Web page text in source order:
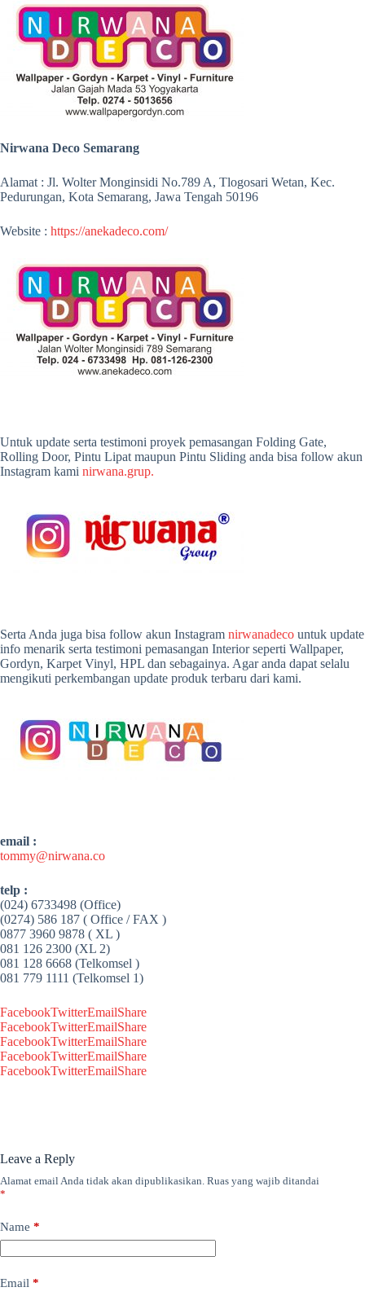
Nirwana Deco Semarang
Alamat : Jl. Wolter Monginsidi No.789 A, Tlogosari Wetan, Kec.
Pedurungan, Kota Semarang, Jawa Tengah 50196
Website : https://anekadeco.com/
Untuk update serta testimoni proyek pemasangan Folding Gate,
Rolling Door, Pintu Lipat maupun Pintu Sliding anda bisa follow akun
Instagram kami nirwana.grup.
Serta Anda juga bisa follow akun Instagram nirwanadeco untuk update
info menarik serta testimoni pemasangan Interior seperti Wallpaper,
Gordyn, Karpet Vinyl, HPL dan sebagainya. Agar anda dapat selalu
mengikuti perkembangan update produk terbaru dari kami.
email :
tommy@nirwana.co
telp :
(024) 6733498 (Office)
(0274) 586 187 ( Office / FAX )
0877 3960 9878 ( XL )
081 126 2300 (XL 2)
081 128 6668 (Telkomsel )
081 779 1111 (Telkomsel 1)
FacebookTwitterEmailShare
FacebookTwitterEmailShare
FacebookTwitterEmailShare
FacebookTwitterEmailShare
FacebookTwitterEmailShare
Leave a Reply
Alamat email Anda tidak akan dipublikasikan. Ruas yang wajib ditandai
*
Name *
Email *